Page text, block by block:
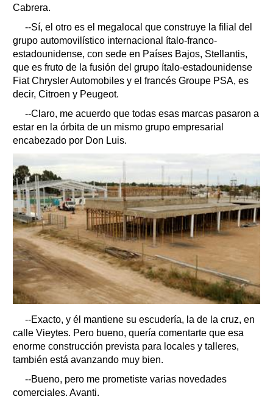
Cabrera.
--Sí, el otro es el megalocal que construye la filial del
grupo automovilístico internacional ítalo-franco-
estadounidense, con sede en Países Bajos, Stellantis,
que es fruto de la fusión del grupo ítalo-estadounidense
Fiat Chrysler Automobiles y el francés Groupe PSA, es
decir, Citroen y Peugeot.
--Claro, me acuerdo que todas esas marcas pasaron a
estar en la órbita de un mismo grupo empresarial
encabezado por Don Luis.
--Exacto, y él mantiene su escudería, la de la cruz, en
calle Vieytes. Pero bueno, quería comentarte que esa
enorme construcción prevista para locales y talleres,
también está avanzando muy bien.
--Bueno, pero me prometiste varias novedades
comerciales. Avanti.